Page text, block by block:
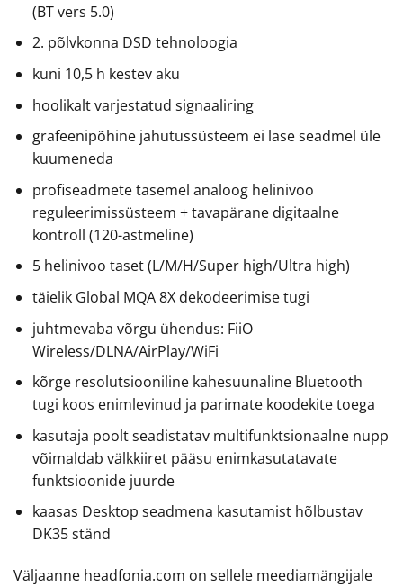
(BT vers 5.0)
2. põlvkonna DSD tehnoloogia
kuni 10,5 h kestev aku
hoolikalt varjestatud signaaliring
grafeenipõhine jahutussüsteem ei lase seadmel üle
kuumeneda
profiseadmete tasemel analoog helinivoo
reguleerimissüsteem + tavapärane digitaalne
kontroll (120-astmeline)
5 helinivoo taset (L/M/H/Super high/Ultra high)
täielik Global MQA 8X dekodeerimise tugi
juhtmevaba võrgu ühendus: FiiO
Wireless/DLNA/AirPlay/WiFi
kõrge resolutsiooniline kahesuunaline Bluetooth
tugi koos enimlevinud ja parimate koodekite toega
kasutaja poolt seadistatav multifunktsionaalne nupp
võimaldab välkkiiret pääsu enimkasutatavate
funktsioonide juurde
kaasas Desktop seadmena kasutamist hõlbustav
DK35 ständ
Väljaanne headfonia.com on sellele meediamängijale